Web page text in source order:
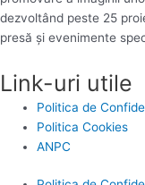
dezvoltând peste 25
presă și evenimente
Link-uri utile
Politica de
Politica Cookies
ANPC